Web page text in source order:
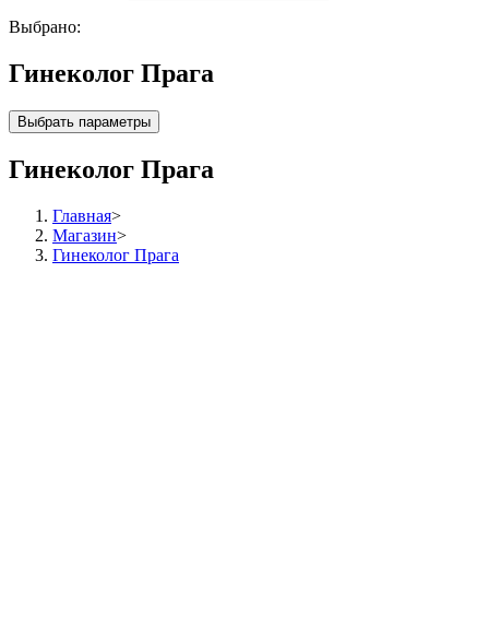
Выбрано:
Гинеколог Прага
Выбрать параметры
Гинеколог Прага
Главная>
Магазин>
Гинеколог Прага